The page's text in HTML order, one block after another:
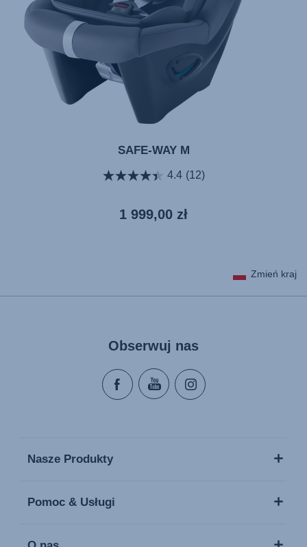
SAFE-WAY M
4.4 (12)
Aktualna
1 999,00 zł
Zmień kraj
Obserwuj nas
Nasze Produkty
Pomoc & Usługi